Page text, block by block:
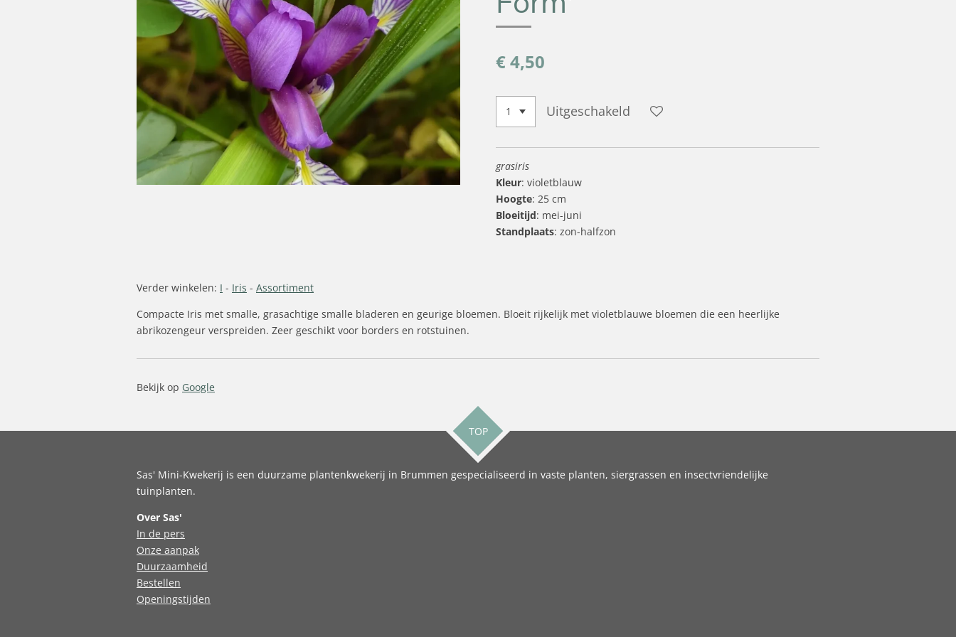
€ 4,50
Uitgeschakeld
grasiris
Kleur: violetblauw
Hoogte: 25 cm
Bloeitijd: mei-juni
Standplaats: zon-halfzon
Verder winkelen: I - Iris - Assortiment
Compacte Iris met smalle, grasachtige smalle bladeren en geurige bloemen. Bloeit rijkelijk met violetblauwe bloemen die een heerlijke
abrikozengeur verspreiden. Zeer geschikt voor borders en rotstuinen.
Bekijk op Google
TOP
Sas' Mini-Kwekerij is een duurzame plantenkwekerij in Brummen gespecialiseerd in vaste planten, siergrassen en insectvriendelijke
tuinplanten.
Over Sas'
In de pers
Onze aanpak
Duurzaamheid
Bestellen
Openingstijden